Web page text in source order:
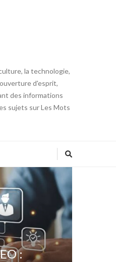
la technologie,
d'esprit,
des informations
sujets sur Les Mots
: